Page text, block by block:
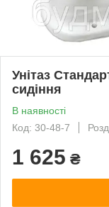
Унітаз
сидіння
В наявності
Код: 30-48-7
1 625 ₴